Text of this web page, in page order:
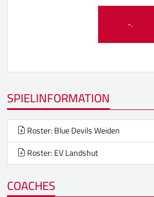
-.
SPIELINFORMATION
Roster: Blue Devils Weiden
Roster: EV Landshut
COACHES